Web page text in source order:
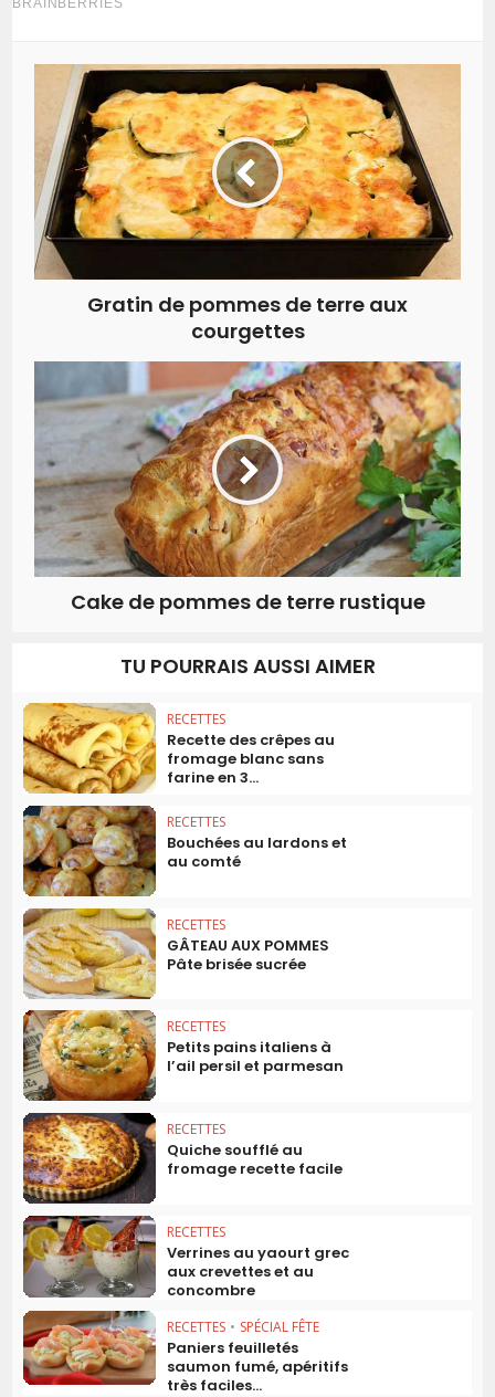
Gratin de pommes de terre aux
courgettes
Cake de pommes de terre rustique
TU POURRAIS AUSSI AIMER
RECETTES
Recette des crêpes au
fromage blanc sans
farine en 3...
RECETTES
Bouchées au lardons et
au comté
RECETTES
GÂTEAU AUX POMMES
Pâte brisée sucrée
RECETTES
Petits pains italiens à
l’ail persil et parmesan
RECETTES
Quiche soufflé au
fromage recette facile
RECETTES
Verrines au yaourt grec
aux crevettes et au
concombre
RECETTES • SPÉCIAL FÊTE
Paniers feuilletés
saumon fumé, apéritifs
très faciles...